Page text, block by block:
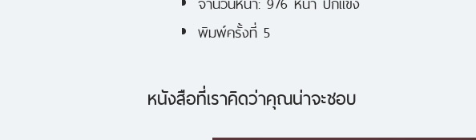
พิมพ์ครั้งที่ 5
หนังสือที่เราคิดว่าคุณน่าจะชอบ